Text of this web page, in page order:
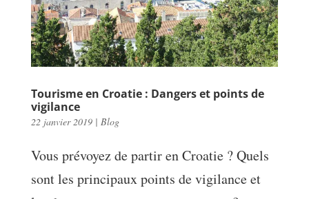
Tourisme en Croatie : Dangers et points de
vigilance
22 janvier 2019| Blog
Vous prévoyez de partir en Croatie ? Quels
sont les principaux points de vigilance et